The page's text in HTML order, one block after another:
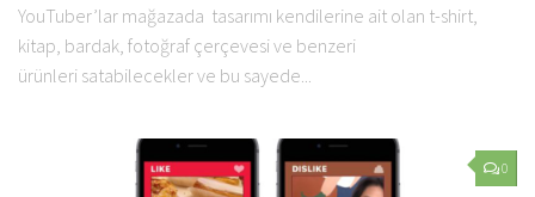
YouTuber’lar mağazada tasarımı kendilerine ait olan t-shirt,
kitap, bardak, fotoğraf çerçevesi ve benzeri
ürünleri satabilecekler ve bu sayede...
0